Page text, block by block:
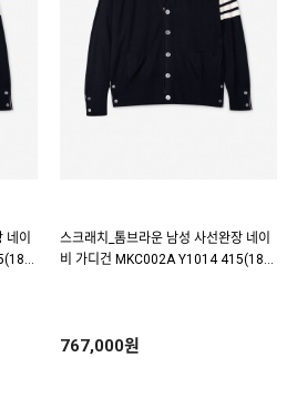
네이
스크래치_톰브라운 남성 사선완장 네이
비 가디건 MKC002A Y1014 415(187
767,000원